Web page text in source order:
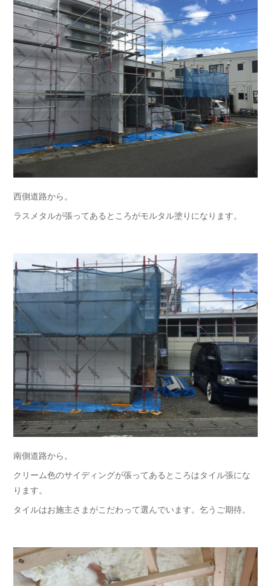
西側道路から。
ラスメタルが張ってあるところがモルタル塗りになります。
南側道路から。
クリーム色のサイディングが張ってあるところはタイル張にな
ります。
タイルはお施主さまがこだわって選んでいます。乞うご期待。